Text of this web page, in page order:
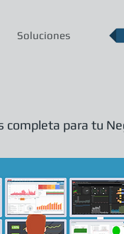
Soluciones
completa para tu